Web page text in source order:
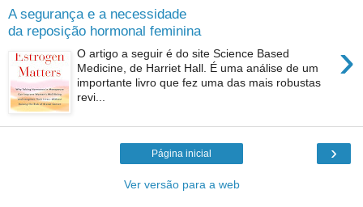
A segurança e a necessidade
da reposição hormonal feminina
›
O artigo a seguir é do site Science Based
Medicine, de Harriet Hall. É uma análise de um
importante livro que fez uma das mais robustas
revi...
›
Página inicial
Ver versão para a web